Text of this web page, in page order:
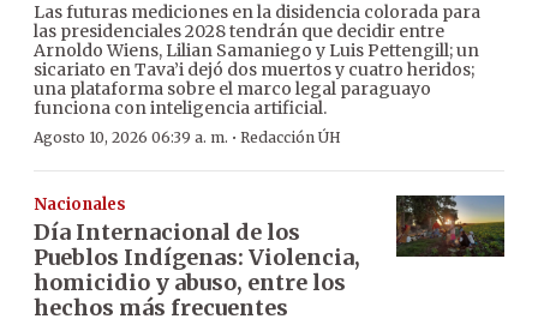
Las futuras mediciones en la disidencia colorada para
las presidenciales 2028 tendrán que decidir entre
Arnoldo Wiens, Lilian Samaniego y Luis Pettengill; un
sicariato en Tava’i dejó dos muertos y cuatro heridos;
una plataforma sobre el marco legal paraguayo
funciona con inteligencia artificial.
Agosto 10, 2026 06:39 a. m. · Redacción ÚH
Nacionales
Día Internacional de los
Pueblos Indígenas: Violencia,
homicidio y abuso, entre los
hechos más frecuentes